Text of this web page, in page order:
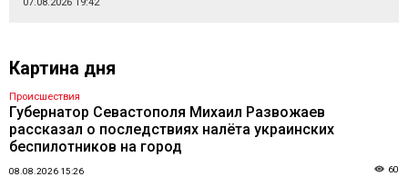
Картина дня
Происшествия
Губернатор Севастополя Михаил Развожаев
рассказал о последствиях налёта украинских
беспилотников на город
08.08.2026 15:26 60